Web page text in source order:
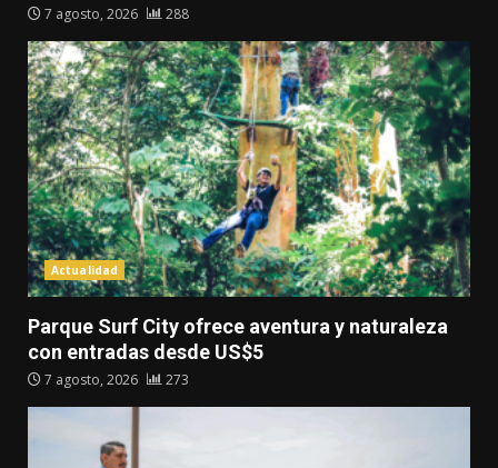
7 agosto, 2026 288
Actualidad
Parque Surf City ofrece aventura y naturaleza
con entradas desde US$5
7 agosto, 2026 273